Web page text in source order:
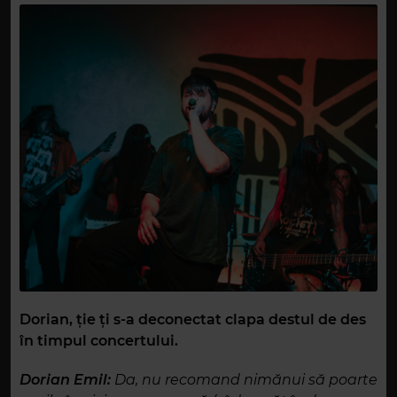
Dorian, ție ți s-a deconectat clapa destul de des
în timpul concertului.
Dorian Emil: Da, nu recomand nimănui să poarte